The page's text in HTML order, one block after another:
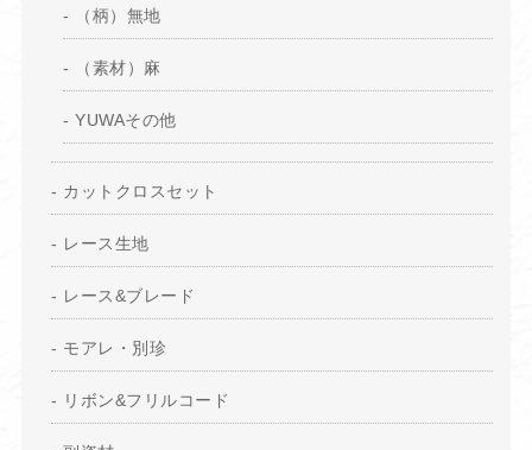
（柄）無地
（素材）麻
YUWAその他
カットクロスセット
レース生地
レース&ブレード
モアレ・別珍
リボン&フリルコード